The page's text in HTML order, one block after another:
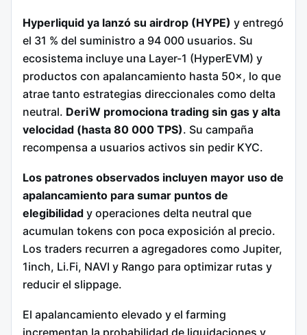
Hyperliquid ya lanzó su airdrop (HYPE) y entregó
el 31 % del suministro a 94 000 usuarios. Su
ecosistema incluye una Layer-1 (HyperEVM) y
productos con apalancamiento hasta 50×, lo que
atrae tanto estrategias direccionales como delta
neutral. DeriW promociona trading sin gas y alta
velocidad (hasta 80 000 TPS). Su campaña
recompensa a usuarios activos sin pedir KYC.
Los patrones observados incluyen mayor uso de
apalancamiento para sumar puntos de
elegibilidad y operaciones delta neutral que
acumulan tokens con poca exposición al precio.
Los traders recurren a agregadores como Jupiter,
1inch, Li.Fi, NAVI y Rango para optimizar rutas y
reducir el slippage.
El apalancamiento elevado y el farming
incrementan la probabilidad de liquidaciones y